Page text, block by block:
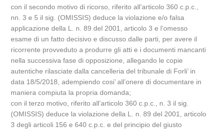
con il secondo motivo di ricorso, riferito all’articolo 360 c.p.c.,
nn. 3 e 5 il sig. (OMISSIS) deduce la violazione e/o falsa
applicazione della L. n. 89 del 2001, articolo 3 e l’omesso
esame di un fatto decisivo e discusso dalle parti, per avere il
ricorrente provveduto a produrre gli atti e i documenti mancanti
nella successiva fase di opposizione, allegando le copie
autentiche rilasciate dalla cancelleria del tribunale di Forli’ in
data 18/5/2018, adempiendo cosi’ all’onere di documentare in
maniera compiuta la propria domanda;
con il terzo motivo, riferito all’articolo 360 c.p.c., n. 3 il sig.
(OMISSIS) deduce la violazione della L. n. 89 del 2001, articolo
3 degli articoli 156 e 640 c.p.c. e del principio del giusto